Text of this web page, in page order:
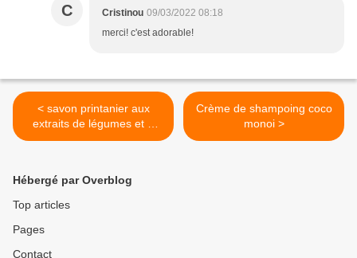
C Cristinou 09/03/2022 08:18
merci! c'est adorable!
< savon printanier aux
extraits de légumes et à
l'avoine
Crème de shampoing coco
monoi >
Hébergé par Overblog
Top articles
Pages
Contact